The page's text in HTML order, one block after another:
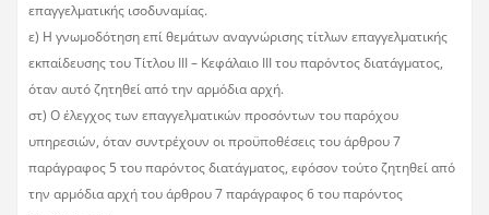
επαγγελματικής ισοδυναμίας.
ε) Η γνωμοδότηση επί θεμάτων αναγνώρισης τίτλων επαγγελματικής
εκπαίδευσης του Τίτλου III – Κεφάλαιο III του παρόντος διατάγματος,
όταν αυτό ζητηθεί από την αρμόδια αρχή.
στ) Ο έλεγχος των επαγγελματικών προσόντων του παρόχου
υπηρεσιών, όταν συντρέχουν οι προϋποθέσεις του άρθρου 7
παράγραφος 5 του παρόντος διατάγματος, εφόσον τούτο ζητηθεί από
την αρμόδια αρχή του άρθρου 7 παράγραφος 6 του παρόντος